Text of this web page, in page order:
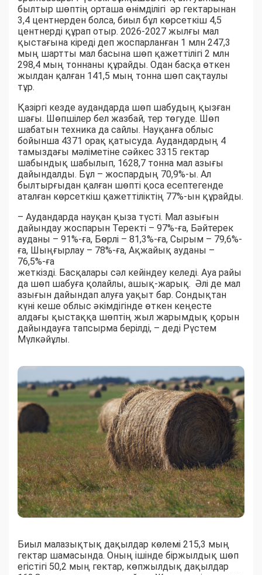
былтыр шөптің орташа өнімділігі әр гектарынан
3,4 центнерден болса, биыл бұл көрсеткіш 4,5
центнерді құрап отыр. 2026-2027 жылғы мал
қыстағына кіреді деп жоспарланған 1 млн 247,3
мың шартты мал басына шөп қажеттілігі 2 млн
298,4 мың тоннаны құрайды. Одан басқа өткен
жылдан қалған 141,5 мың тонна шөп сақтаулы
тұр.
Қазіргі кезде аудандарда шөп шабудың қызған
шағы. Шөпшілер бел жазбай, тер төгуде. Шөп
шабатын техника да сайлы. Науқанға облыс
бойынша 4371 орақ қатысуда. Аудандардың 4
тамыздағы мәліметіне сәйкес 3315 гектар
шабындық шабылып, 1628,7 тонна мал азығы
дайындалды. Бұл – жоспардың 70,9%-ы. Ал
былтырғыдан қалған шөпті қоса есептегенде
аталған көрсеткіш қажеттіліктің 77%-ын құрайды.
– Аудандарда науқан қыза түсті. Мал азығын
дайындау жоспарын Теректі – 97%-ға, Бәйтерек
ауданы – 91%-ға, Бөрлі – 81,3%-ға, Сырым – 79,6%-
ға, Шыңғырлау – 78%-ға, Ақжайық ауданы –
76,5%-ға
жеткізді. Басқалары сәл кейіндеу келеді. Ауа райы
да шөп шабуға қолайлы, ашық-жарық. Әлі де мал
азығын дайындап алуға уақыт бар. Сондықтан
күні кеше облыс әкімдігінде өткен кеңесте
алдағы қыстаққа шөптің жыл жарымдық қорын
дайындауға тапсырма берілді, – деді Рүстем
Мүлкәйұлы.
Биыл малазықтық дақылдар көлемі 215,3 мың
гектар шамасында. Оның ішінде біржылдық шөп
егістігі 50,2 мың гектар, көпжылдық дақылдар